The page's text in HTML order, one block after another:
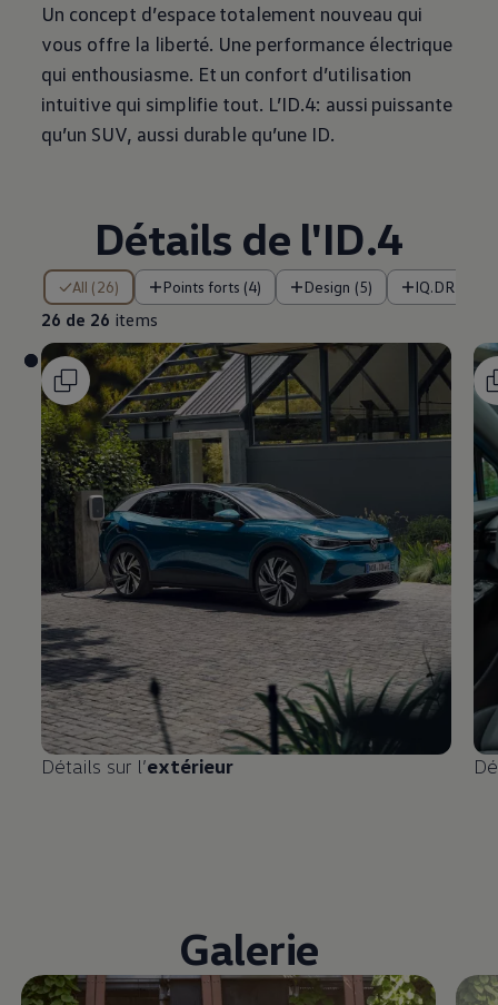
Un concept d’espace totalement nouveau qui
vous offre la liberté. Une performance électrique
qui enthousiasme. Et un confort d’utilisation
intuitive qui simplifie tout. L’ID.4: aussi puissante
qu’un SUV, aussi durable qu’une ID.
Détails de l'ID.4
All (26) Points forts (4) Design (5) IQ.DRIVE
26 de 26 items
26 de 26 items
Détails sur l’extérieur
Galerie
Enable fullscreen mode